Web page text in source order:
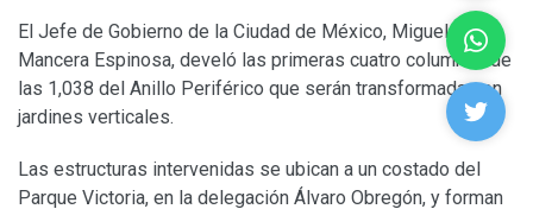
El Jefe de Gobierno de la Ciudad de México, Miguel Ángel
Mancera Espinosa, develó las primeras cuatro columnas de
las 1,038 del Anillo Periférico que serán transformadas en
jardines verticales.
Las estructuras intervenidas se ubican a un costado del
Parque Victoria, en la delegación Álvaro Obregón, y forman